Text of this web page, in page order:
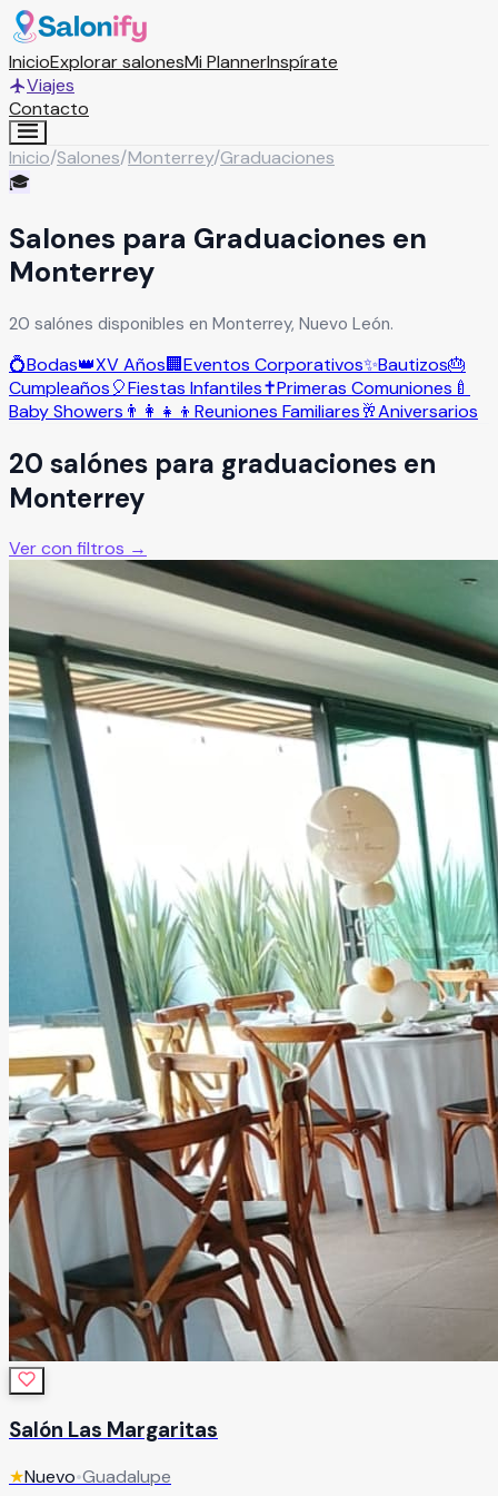
InicioExplorar salonesMi PlannerInspírate
Viajes
Contacto
Inicio/Salones/Monterrey/Graduaciones
🎓
Salones para Graduaciones en
Monterrey
20 salónes disponibles en Monterrey, Nuevo León.
💍Bodas👑XV Años🏢Eventos Corporativos✨Bautizos🎂
Cumpleaños🎈Fiestas Infantiles✝️Primeras Comuniones 🍼
Baby Showers 👨‍👩‍👧‍👦 Reuniones Familiares🥂Aniversarios
20 salónes para graduaciones en
Monterrey
Ver con filtros →
Salón Las Margaritas
★Nuevo•Guadalupe